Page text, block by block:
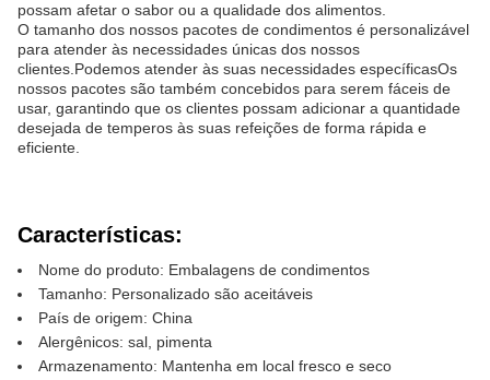
possam afetar o sabor ou a qualidade dos alimentos.
O tamanho dos nossos pacotes de condimentos é personalizável
para atender às necessidades únicas dos nossos
clientes.Podemos atender às suas necessidades específicasOs
nossos pacotes são também concebidos para serem fáceis de
usar, garantindo que os clientes possam adicionar a quantidade
desejada de temperos às suas refeições de forma rápida e
eficiente.
Características:
Nome do produto: Embalagens de condimentos
Tamanho: Personalizado são aceitáveis
País de origem: China
Alergênicos: sal, pimenta
Armazenamento: Mantenha em local fresco e seco